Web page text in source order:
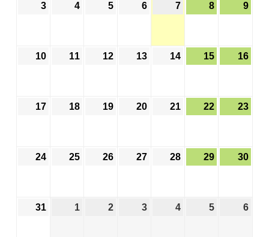
3 4 5 6 7 8 9
10 11 12 13 14 15 16
17 18 19 20 21 22 23
24 25 26 27 28 29 30
31 1 2 3 4 5 6